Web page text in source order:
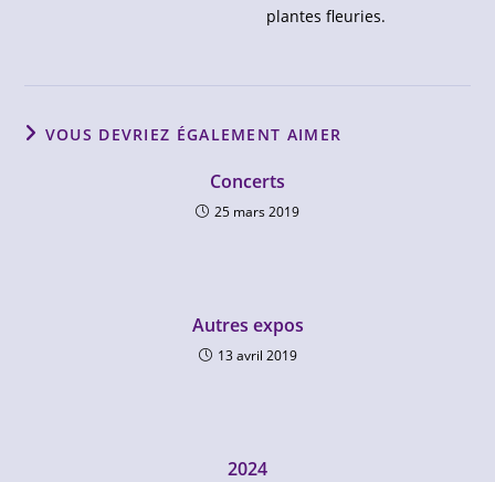
plantes fleuries.
VOUS DEVRIEZ ÉGALEMENT AIMER
Concerts
25 mars 2019
Autres expos
13 avril 2019
2024